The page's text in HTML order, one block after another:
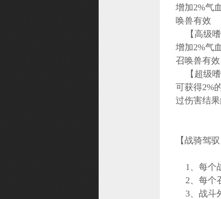
增加2%气
唤兽有效
【高级嗜
增加2%气
召唤兽有效
【超级嗜
可获得2%
过伤害结
【战骑驾
1、每个
2、每个
3、战斗